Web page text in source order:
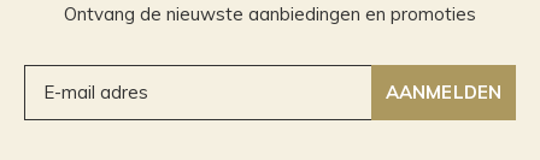
Ontvang de nieuwste aanbiedingen en promoties
AANMELDEN